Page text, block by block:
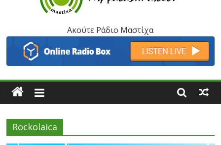
Ακούτε Ράδιο Μαστίχα
Rockolaica